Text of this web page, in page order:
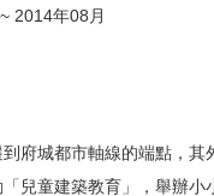
2014年08月
府城都市軸線的端點，
兒童建築教育」，舉辦